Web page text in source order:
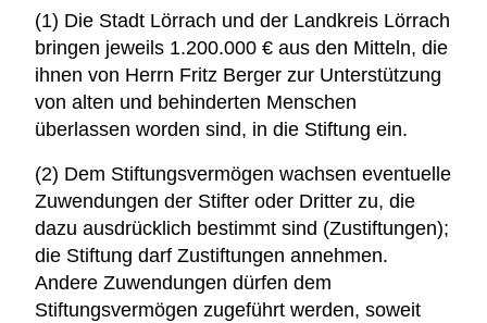
(1) Die Stadt Lörrach und der Landkreis Lörrach
bringen jeweils 1.200.000 € aus den Mitteln, die
ihnen von Herrn Fritz Berger zur Unterstützung
von alten und behinderten Menschen
überlassen worden sind, in die Stiftung ein.
(2) Dem Stiftungsvermögen wachsen eventuelle
Zuwendungen der Stifter oder Dritter zu, die
dazu ausdrücklich bestimmt sind (Zustiftungen);
die Stiftung darf Zustiftungen annehmen.
Andere Zuwendungen dürfen dem
Stiftungsvermögen zugeführt werden, soweit